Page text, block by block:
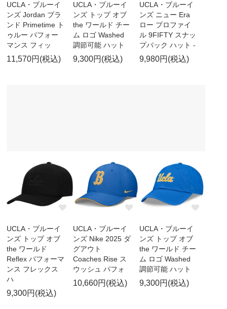
UCLA・ブルーイ
ンズ Jordan ブラ
ンド Primetime ト
ゥルー パフォー
マンス フィッ
11,570円(税込)
UCLA・ブルーイ
ンズ トップ オブ
the ワールド チー
ム ロゴ Washed
調節可能 ハット
9,300円(税込)
UCLA・ブルーイ
ンズ ニュー Era
ロー プロファイ
ル 9FIFTY スナッ
プバック ハット -
9,980円(税込)
UCLA・ブルーイ
ンズ トップ オブ
the ワールド
Reflex パフォーマ
ンス フレックス
ハ
9,300円(税込)
UCLA・ブルーイ
ンズ Nike 2025 ダ
グアウト
Coaches Rise ス
ウッシュ パフォ
10,660円(税込)
UCLA・ブルーイ
ンズ トップ オブ
the ワールド チー
ム ロゴ Washed
調節可能 ハット
9,300円(税込)